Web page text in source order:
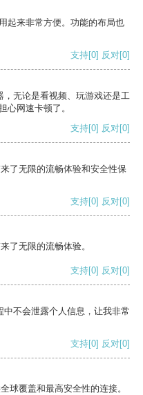
起来非常方便。功能的布局也
支持[0] 反对[0]
无论是看视频、玩游戏还是工
心网速卡顿了。
支持[0] 反对[0]
了无限的流畅体验和安全性保
支持[0] 反对[0]
了无限的流畅体验。
支持[0] 反对[0]
不会泄露个人信息，让我非常
支持[0] 反对[0]
球覆盖和最高安全性的连接。